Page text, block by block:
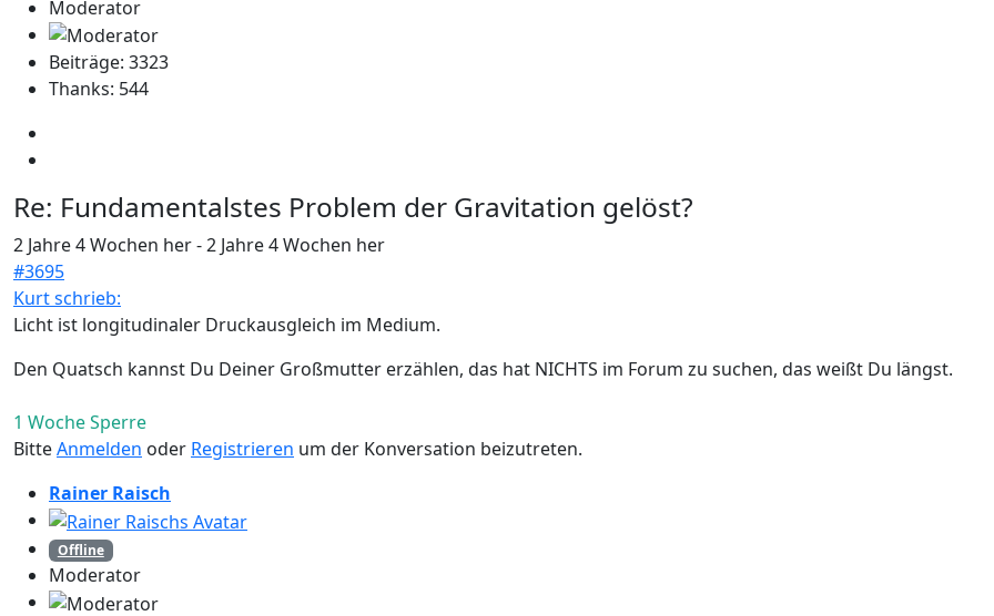
Moderator
Beiträge: 3323
Thanks: 544
Re: Fundamentalstes Problem der Gravitation gelöst?
2 Jahre 4 Wochen her-2 Jahre 4 Wochen her
#3695
Kurt schrieb:
Licht ist longitudinaler Druckausgleich im Medium.
Den Quatsch kannst Du Deiner Großmutter erzählen, das hat NICHTS im Forum zu suchen, das weißt Du längst.
1 Woche Sperre
BitteAnmelden oder Registrieren um der Konversation beizutreten.
Rainer Raisch
Offline
Moderator